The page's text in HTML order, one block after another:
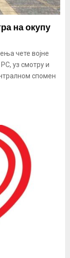
на окупу
чете војне
уз смотру и
спомен